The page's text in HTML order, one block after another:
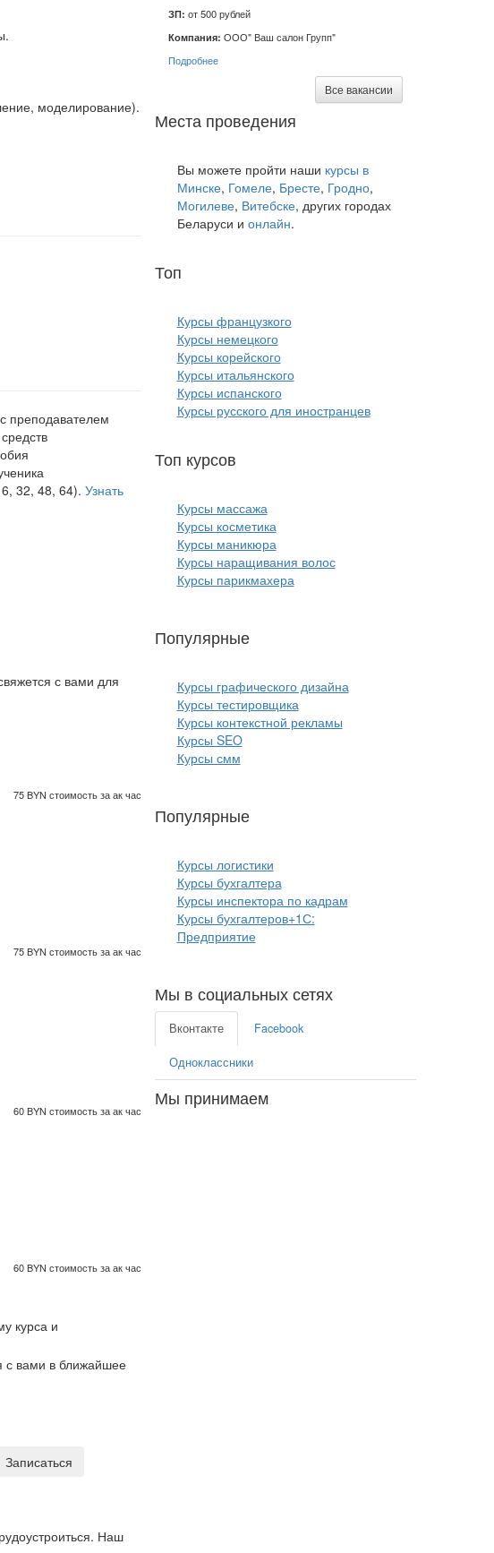
моделирование).
преподавателем
32, 48, 64). Узнать
с вами для
75 BYN стоимость за ак час
75 BYN стоимость за ак час
60 BYN стоимость за ак час
60 BYN стоимость за ак час
курса и
с вами в ближайшее
Наш
ЗП: от 500 рублей
Компания: ООО" Ваш салон Групп"
Подробнее
Все вакансии
Места проведения
Вы можете пройти наши курсы в
Минске, Гомеле, Бресте, Гродно,
Могилеве, Витебске, других городах
Беларуси и онлайн.
Топ
Курсы французкого
Курсы немецкого
Курсы корейского
Курсы итальянского
Курсы испанского
Курсы русского для иностранцев
Топ курсов
Курсы массажа
Курсы косметика
Курсы маникюра
Курсы наращивания волос
Курсы парикмахера
Популярные
Курсы графического дизайна
Курсы тестировщика
Курсы контекстной рекламы
Курсы SEO
Курсы смм
Популярные
Курсы логистики
Курсы бухгалтера
Курсы инспектора по кадрам
Курсы бухгалтеров+1С:
Предприятие
Мы в социальных сетях
Вконтакте Facebook
Одноклассники
Мы принимаем